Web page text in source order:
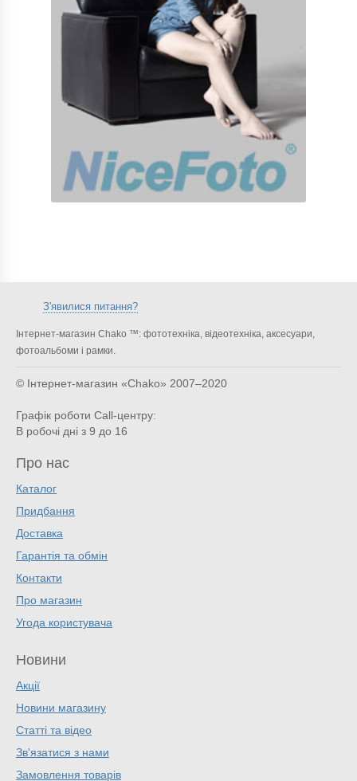
З'явилися питання?
Інтернет-магазин Chako ™: фототехніка, відеотехніка, аксесуари,
фотоальбоми і рамки.
© Інтернет-магазин «Chako» 2007–2020
Графік роботи Call-центру:
В робочі дні з 9 до 16
Про нас
Каталог
Придбання
Доставка
Гарантія та обмін
Контакти
Про магазин
Угода користувача
Новини
Акції
Новини магазину
Статті та відео
Зв'язатися з нами
Замовлення товарів